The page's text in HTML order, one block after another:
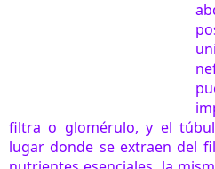
filtra o glomérulo, y el
lugar donde se extraen del